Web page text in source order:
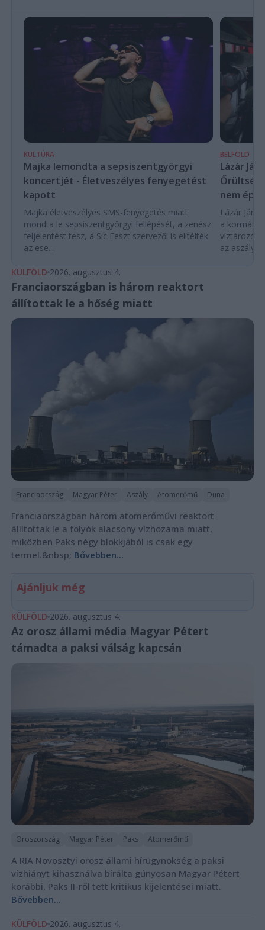
KULTÚRA
Majka lemondta a sepsiszentgyörgyi
koncertjét - Életveszélyes fenyegetést
kapott
Majka életveszélyes SMS-fenyegetés miatt
mondta le sepsiszentgyörgyi fellépését, a zenész
feljelentést tesz, a Sic Feszt szervezői is elítélték
az ese...
BELFÖLD
Lázár
Őrültség
nem
Lázár
a kormány
az
KÜLFÖLD 2026. augusztus 4.
Franciaországban is három reaktort
állítottak le a hőség miatt
Franciaország Magyar Péter Aszály Atomerőmű Duna
Franciaországban három atomerőművi reaktort
állítottak le a folyók alacsony vízhozama miatt,
miközben Paks négy blokkjából is csak egy
termel.&nbsp; Bővebben...
Ajánljuk még
KÜLFÖLD 2026. augusztus 4.
Az orosz állami média Magyar Pétert
támadta a paksi válság kapcsán
Oroszország Magyar Péter Paks Atomerőmű
A RIA Novosztyi orosz állami hírügynökség a paksi
vízhiányt kihasználva bírálta gúnyosan Magyar Pétert
korábbi, Paks II-ről tett kritikus kijelentései miatt.
Bővebben...
KÜLFÖLD 2026. augusztus 4.